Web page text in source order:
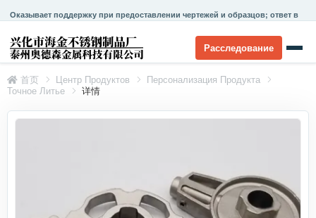
Оказывает поддержку при предоставлении чертежей и образцов; ответ в
Расследование
首页 Центр Продуктов
Персонализация Продукта
Точное Литье
详情